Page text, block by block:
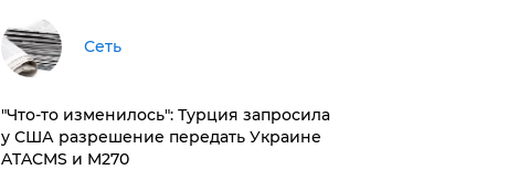
Сеть
​"Что-то изменилось": Турция запросила
у США разрешение передать Украине
ATACMS и M270